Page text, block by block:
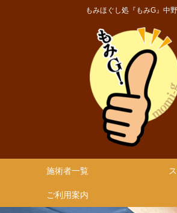
もみほぐし処『もみG』中
施術者一覧
ご利用案内